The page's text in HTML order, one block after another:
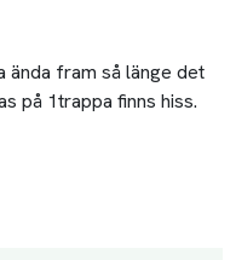
ända fram så länge det
på 1trappa finns hiss.